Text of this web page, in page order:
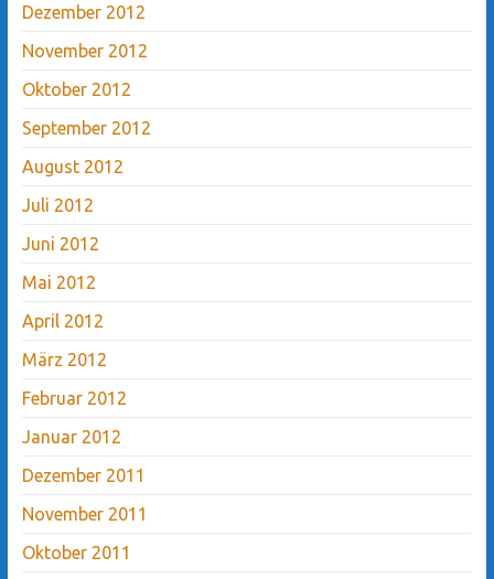
Dezember 2012
November 2012
Oktober 2012
September 2012
August 2012
Juli 2012
Juni 2012
Mai 2012
April 2012
März 2012
Februar 2012
Januar 2012
Dezember 2011
November 2011
Oktober 2011